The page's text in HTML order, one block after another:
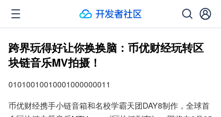
跨界玩得好让你换换脑：币优财经玩转区
块链音乐MV拍摄！
01010010010001000000011
币优财经携手小链音箱和名校学霸天团DAY8制作，全球首